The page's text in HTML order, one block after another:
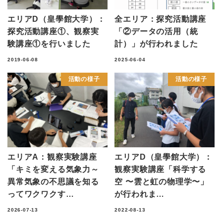
エリアD（皇學館大学）：
探究活動講座①、観察実
験講座①を行いました
2019-06-08
全エリア：探究活動講座
「②データの活用（統
計）」が行われました
2025-06-04
活動の様子
エリアA：観察実験講座
「キミを変える気象力～
異常気象の不思議を知る
ってワクワクす…
2026-07-13
活動の様子
エリアD（皇學館大学）：
観察実験講座「科学する
空 〜雲と虹の物理学〜」
が行われま…
2022-08-13